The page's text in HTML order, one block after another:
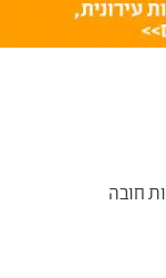
חובה